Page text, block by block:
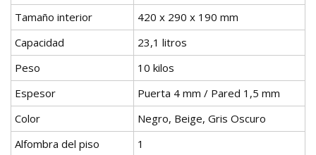
Tamaño interior
420 x 290 x 190 mm
Capacidad
23,1 litros
Peso
10 kilos
Espesor
Puerta 4 mm / Pared 1,5 mm
Color
Negro, Beige, Gris Oscuro
Alfombra del piso
1